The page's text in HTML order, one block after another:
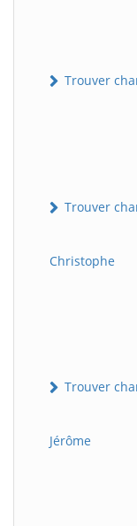
Trouver
Trouver
Christophe
Trouver
Jérôme